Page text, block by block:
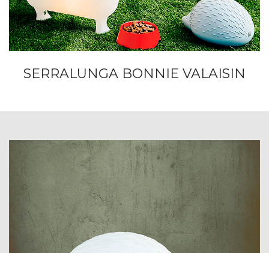
SERRALUNGA BONNIE VALAISIN